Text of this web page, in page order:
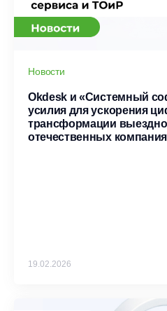
Новости
Okdesk и «Системный
усилия для ускорения
трансформации
отечественных
19.02.2026